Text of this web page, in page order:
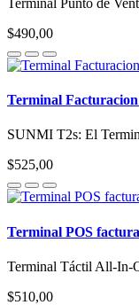
Terminal Punto de
$490,00
Terminal
SUNMI T2s: El
$525,00
Terminal POS
Terminal Táctil All-In-
$510,00